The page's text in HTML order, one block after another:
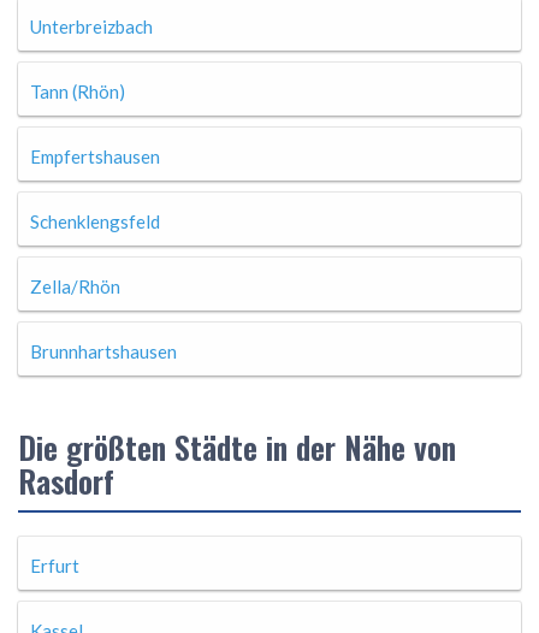
Unterbreizbach
Tann (Rhön)
Empfertshausen
Schenklengsfeld
Zella/Rhön
Brunnhartshausen
Die größten Städte in der Nähe von
Rasdorf
Erfurt